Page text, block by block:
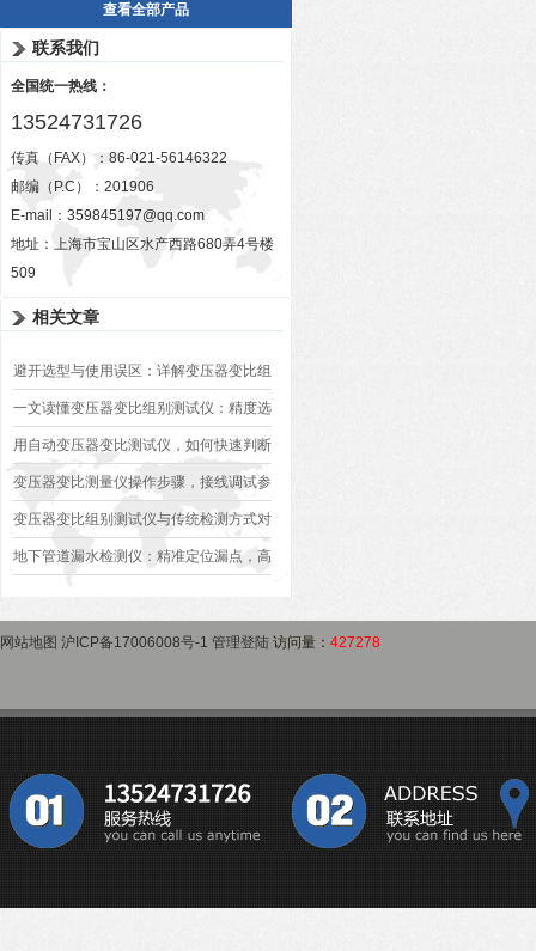
查看全部产品
联系我们
全国统一热线：
13524731726
传真（FAX）：86-021-56146322
邮编（P.C）：201906
E-mail： 359845197@qq.com
地址：上海市宝山区水产西路680弄4号楼
509
相关文章
避开选型与使用误区：详解变压器变比组
别测试仪的日常校准方法、常见组别识别
异常排查方案
一文读懂变压器变比组别测试仪：精度选
型、接线规范、报告生成全流程标准化操
作指南
用自动变压器变比测试仪，如何快速判断
变压器是否合格？
变压器变比测量仪操作步骤，接线调试参
数设定变比测试数据保存使用教程
变压器变比组别测试仪与传统检测方式对
比：精度、速度与安全性深度分析
地下管道漏水检测仪：精准定位漏点，高
网站地图 沪ICP备17006008号-1 管理登陆 访问量： 427278